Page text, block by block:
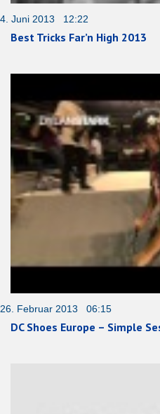
4. Juni 2013 12:22
Best Tricks Far’n High 2013
26. Februar 2013 06:15
DC Shoes Europe – Simple